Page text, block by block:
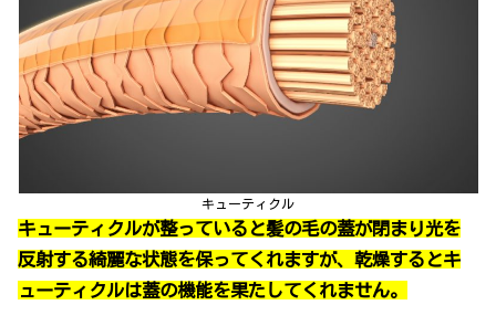
キューティクル
キューティクルが整っていると髪の毛の蓋が閉まり光を
反射する綺麗な状態を保ってくれますが、乾燥するとキ
ューティクルは蓋の機能を果たしてくれません。